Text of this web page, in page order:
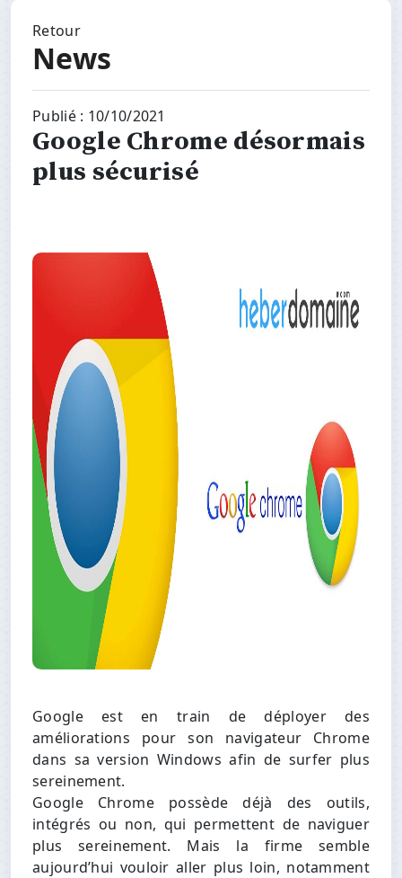
Retour
News
Publié : 10/10/2021
Google Chrome désormais
plus sécurisé
Google est en train de déployer des
améliorations pour son navigateur Chrome
dans sa version Windows afin de surfer plus
sereinement.
Google Chrome possède déjà des outils,
intégrés ou non, qui permettent de naviguer
plus sereinement. Mais la firme semble
aujourd’hui vouloir aller plus loin, notamment